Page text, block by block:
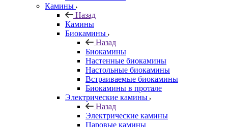
Камины
Назад
Камины
Биокамины
Назад
Биокамины
Настенные биокамины
Настольные биокамины
Встраиваемые биокамины
Биокамины в протале
Электрические камины
Назад
Электрические камины
Паровые камины